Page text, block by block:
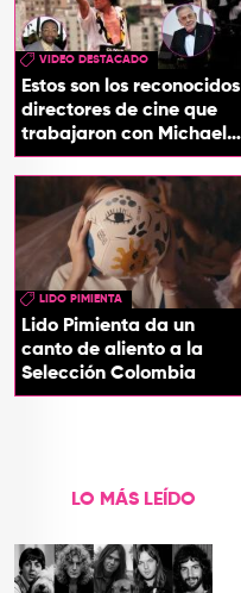
VIDEO DESTACADO
Estos son los reconocidos
directores de cine que
trabajaron con Michael
Jackson
LIDO PIMIENTA
Lido Pimienta da un
canto de aliento a la
Selección Colombia
LO MÁS LEÍDO